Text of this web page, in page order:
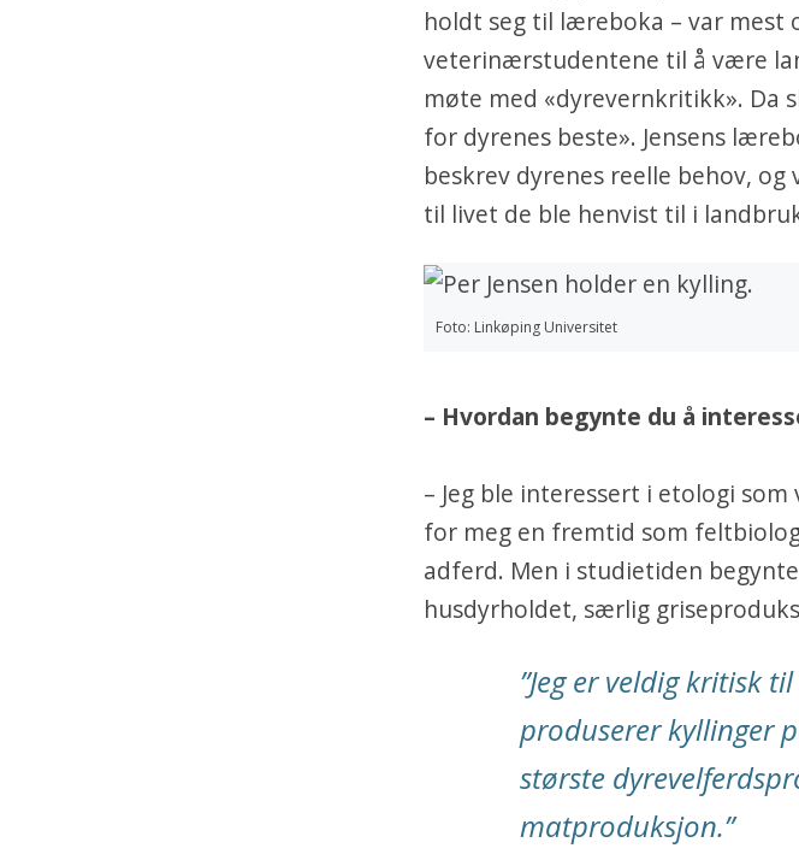
holdt seg til læreboka – var mest
veterinærstudentene til å være
møte med «dyrevernkritikk». Da
for dyrenes beste». Jensens
beskrev dyrenes reelle behov,
til livet de ble henvist til i
Foto: Linkøping Universitet
– Hvordan begynte du å
– Jeg ble interessert i etologi
for meg en fremtid som
adferd. Men i studietiden
husdyrholdet, særlig
”Jeg er veldig kritisk
produserer kyllinger
største
matproduksjon.”